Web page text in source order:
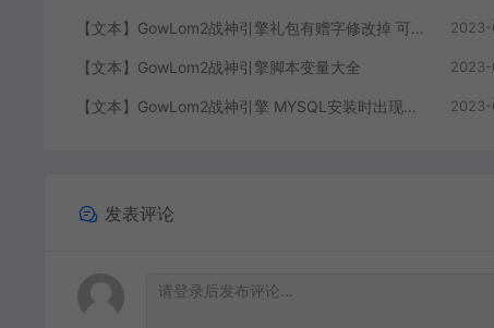
【文本】GowLom2战神引擎礼包有赠字修改掉 可以丢弃
【文本】GowLom2战神引擎脚本变量大全
【文本】GowLom2战神引擎 MYSQL安装时出现问题（The service already exists）
发表评论